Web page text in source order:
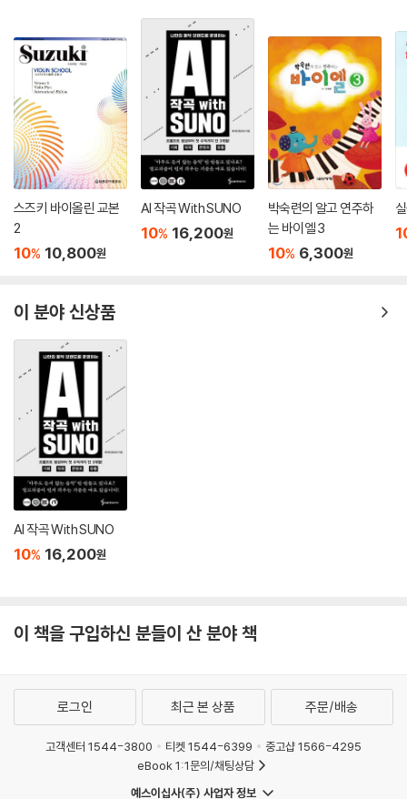
제1부에서는 상호텍스트성의 이론과 미학 그리고 인용음악의 역사를 폭넓
게 조명한다. 우선 문학에서 나타난 상호텍스트성 이론을 엘리엇T. S. Elio
t, 바흐친M. Bakhin, 크리스테바J. Kresteva, 바르트R. Barth, 컬러J. C
uller, 블룸H. Bloom 등을 중심으로 살펴보고, 이를 음악적 인용과 포스트
모더니즘 미학과의 관계 속에 투영시켜 관련 논의들을 재점검하였다. 상호
텍스트성의 음악적 적용 문제는 ‘기호학적 의미론(해튼R. S. Hatten)’, ‘내
러티브 이론(클라인M. Klein)’, ‘음악에 대한 음악(아도르노Th. W. Ador
no)’, ‘메타음악(다누저H. Danuser)’ 등을 중심으로 면밀히 짚어냈다. 특
히 제1부에서 눈에 띄는 대목은 서양음악사에서 인용음악의 흐름을 일목
요연하게 정리해놓은 부분이다. 중세와 르네상스를 거쳐 근현대에 이르기
까지 이 오래된 예술적 조류의 의미와 맥락을 여기서 간취해볼 수 있다.
가의 대표작들을 주제화하여 구체적으로 살펴나간다. 쿠르탁G.Kurtag에
서부터 케이지J. Cage, 크럼G. Crumb, 베리오L. Berio, 록버그G. Roch
berg, 슈톡하우젠K. Stockhausen, 침머만B.A.Zimmermann, 스트라
빈스키I. Stravinsky, 아이브스Ch. Ives와 말러G. Mahler까지. 그리고
김택수에서부터 이경미, 신지수, 이인식, 정태봉, 이신우, 이돈응, 이혜성,
나운영, 김성태까지다. 연구대상 선정에는 인용음악의 특성 및 음악사적
의미를 고려하였고, 논의 순서는 최신 작품에서 과거 작품으로 역추적하는
방식을 택했다. 상호텍스트성의 세계 속에서 시간 진행은 일직선적이 아니
라 쌍방향이거나 보다 자유롭게 개진되기에, 시대를 거슬러 올라가는 방식
이 더 적절하다는 판단에서였다.
성’으로 귀결된다고 본다. 그리고 그 의의를 다음의 네 가지 차원으로 정리
* 문화적·인문학적 의의
첫째, 음악적 인용은 무엇보다 문학과의 밀접한 연관성 속에서 문학이 함
축하고 있는 문화적·인문학적 의미를 드러내 보여준다. 상호텍스트성의 미
학을 자유로이 구가했던 작곡가들은 탁월한 문학적 소양의 소유자들이었
스즈키 바이올린 교본
2
10% 10,800원
AI 작곡 With SUNO
10% 16,200원
박숙련의 알고 연주하
는 바이엘 3
10% 6,300원
이 분야 신상품
AI 작곡 With SUNO
10% 16,200원
이 책을 구입하신 분들이 산 분야 책
로그인 최근 본 상품 주문/배송
고객센터 1544-3800 티켓 1544-6399
중고샵 1566-4295
eBook 1:1문의/채팅상담
예스이십사(주) 사업자 정보